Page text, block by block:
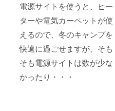
電源サイトを使うと、ヒー
ターや電気カーペットが使
えるので、冬のキャンプを
快適に過ごせますが、そも
そも電源サイトは数が少な
かったり・・・